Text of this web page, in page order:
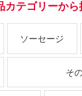
カテゴリーから
ソーセージ
そ